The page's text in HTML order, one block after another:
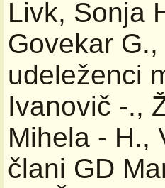
Livk, Sonja
Govekar
udeleženci
Ivanovič -.,
Mihela - H.,
člani GD